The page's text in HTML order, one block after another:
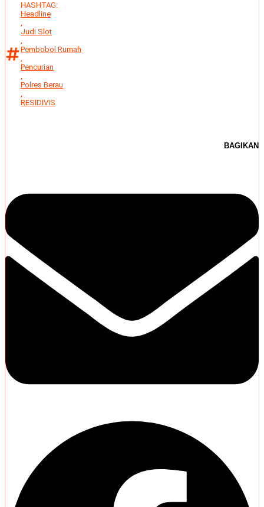
HASHTAG:
Headline
,
Judi Slot
,
Pembobol Rumah
,
Pencurian
,
Polres Berau
,
RESIDIVIS
BAGIKAN